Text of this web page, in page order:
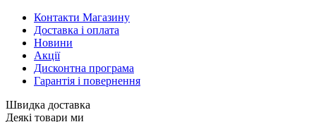
Контакти Магазину
Доставка і оплата
Новини
Акції
Дисконтна програма
Гарантія і повернення
Швидка доставка
Деякі товари ми